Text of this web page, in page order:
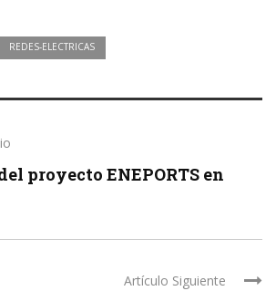
REDES-ELECTRICAS
proyecto ENEPORTS en
Artículo Siguiente